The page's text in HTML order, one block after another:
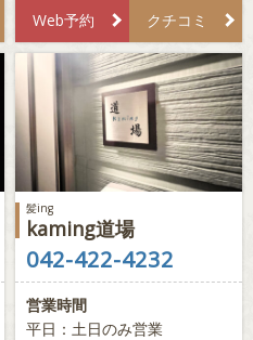
Web予約 クチコミ
髪ing
kaming道場
042-422-4232
営業時間
平日：土日のみ営業